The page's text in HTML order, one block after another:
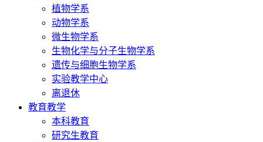
植物学系
动物学系
微生物学系
生物化学与分子生物学系
遗传与细胞生物学系
实验教学中心
离退休
教育教学
本科教育
研究生教育